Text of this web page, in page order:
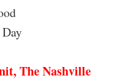
The Nashville